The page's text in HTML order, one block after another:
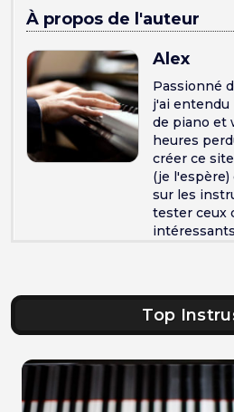
À propos de l'auteur
Alex
Passionné
j'ai entendu
de piano et
heures
créer ce
(je l'espère)
sur les
tester ceux
Top